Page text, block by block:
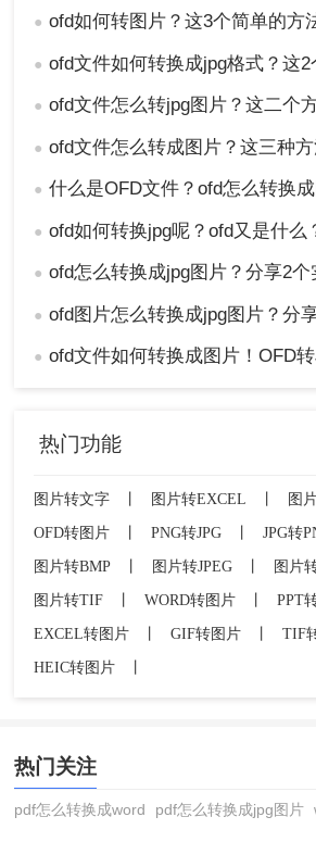
● ofd如何转图片？这3个简单的方
● ofd文件如何转换成jpg格式？这2个简单
● ofd文件怎么转jpg图片？这二个
● ofd文件怎么转成图片？这三种方法
● 什么是OFD文件？ofd怎么转换
● ofd如何转换jpg呢？ofd又是什么
● ofd怎么转换成jpg图片？分享2个实用
● ofd图片怎么转换成jpg图片？分享一个OFD格式
● ofd文件如何转换成图片！OFD转JPG图
热门功能
图片转文字 图片转EXCEL 图
OFD转图片
PNG转JPG JPG转
图片转BMP
图片转JPEG 图片
图片转TIF
WORD转图片 PPT
EXCEL转图片
GIF转图片 TIF
HEIC转图片
热门关注
pdf怎么转换成word pdf怎么转换成jpg图片